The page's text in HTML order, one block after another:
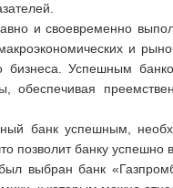
и своевременно
и
бизнеса. Успешным
обеспечивая
банк успешным,
позволит банку
выбран банк